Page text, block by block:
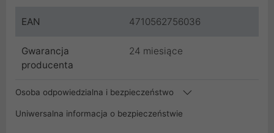
EAN 4710562756036
Gwarancja
producenta
24 miesiące
Osoba odpowiedzialna i bezpieczeństwo
Uniwersalna informacja o bezpieczeństwie